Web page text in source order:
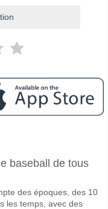
May 2026 13:00.
une probabilité de 61%
baseball de tous
des époques, des 10
les temps, avec des